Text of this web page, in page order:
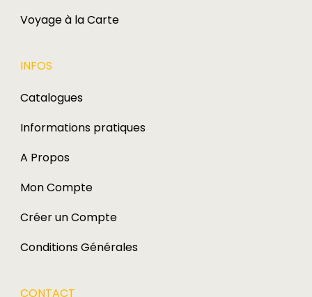
Voyage à la Carte
INFOS
Catalogues
Informations pratiques
A Propos
Mon Compte
Créer un Compte
Conditions Générales
CONTACT